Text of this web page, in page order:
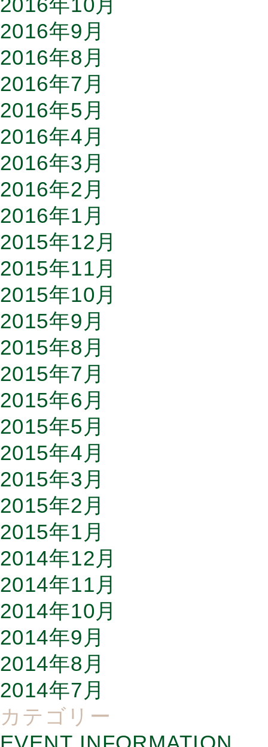
2016年9月
2016年8月
2016年7月
2016年5月
2016年4月
2016年3月
2016年2月
2016年1月
2015年12月
2015年11月
2015年10月
2015年9月
2015年8月
2015年7月
2015年6月
2015年5月
2015年4月
2015年3月
2015年2月
2015年1月
2014年12月
2014年11月
2014年10月
2014年9月
2014年8月
2014年7月
カテゴリー